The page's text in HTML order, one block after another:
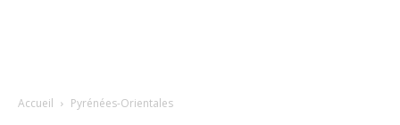
Accueil Pyrénées-Orientales